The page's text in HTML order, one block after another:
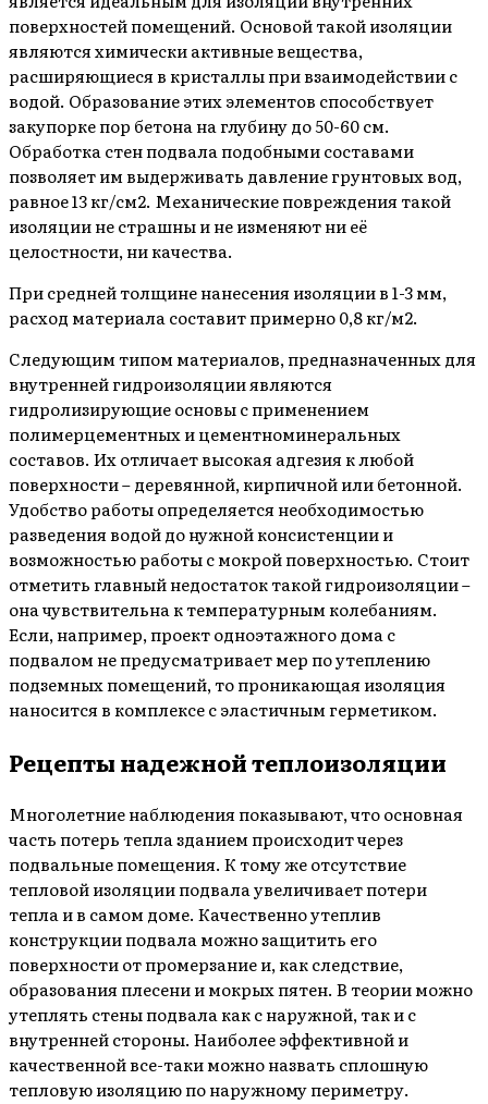
поверхностей помещений. Основой такой изоляции
являются химически активные вещества,
расширяющиеся в кристаллы при взаимодействии с
водой. Образование этих элементов способствует
закупорке пор бетона на глубину до 50-60 см.
Обработка стен подвала подобными составами
позволяет им выдерживать давление грунтовых вод,
равное 13 кг/см2. Механические повреждения такой
изоляции не страшны и не изменяют ни её
целостности, ни качества.
При средней толщине нанесения изоляции в 1-3 мм,
расход материала составит примерно 0,8 кг/м2.
Следующим типом материалов, предназначенных для
внутренней гидроизоляции являются
гидролизирующие основы с применением
полимерцементных и цементноминеральных
составов. Их отличает высокая адгезия к любой
поверхности – деревянной, кирпичной или бетонной.
Удобство работы определяется необходимостью
разведения водой до нужной консистенции и
возможностью работы с мокрой поверхностью. Стоит
отметить главный недостаток такой гидроизоляции –
она чувствительна к температурным колебаниям.
Если, например, проект одноэтажного дома с
подвалом не предусматривает мер по утеплению
подземных помещений, то проникающая изоляция
наносится в комплексе с эластичным герметиком.
Рецепты надежной теплоизоляции
Многолетние наблюдения показывают, что основная
часть потерь тепла зданием происходит через
подвальные помещения. К тому же отсутствие
тепловой изоляции подвала увеличивает потери
тепла и в самом доме. Качественно утеплив
конструкции подвала можно защитить его
поверхности от промерзание и, как следствие,
образования плесени и мокрых пятен. В теории можно
утеплять стены подвала как с наружной, так и с
внутренней стороны. Наиболее эффективной и
качественной все-таки можно назвать сплошную
тепловую изоляцию по наружному периметру.